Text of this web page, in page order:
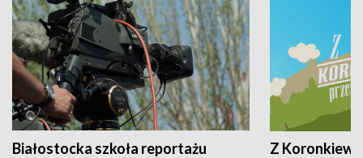
Białostocka szkoła reportażu Z